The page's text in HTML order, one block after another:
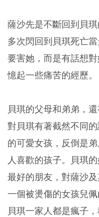
薩沙先是不斷回到貝
多次閃回到貝琪死亡
要害她，而是有話想
憶起一些痛苦的經歷。
貝琪的父母和弟弟，
對貝琪有著截然不同
的可愛女孩，反倒是
人喜歡的孩子。貝琪
最好的朋友，對薩沙
一個被燙傷的女孩兒
貝琪一家人都是瘋子